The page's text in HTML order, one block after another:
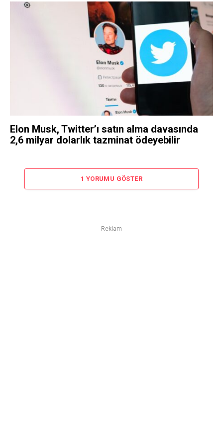
Elon Musk, Twitter’ı satın alma davasında
2,6 milyar dolarlık tazminat ödeyebilir
1 YORUMU GÖSTER
Reklam